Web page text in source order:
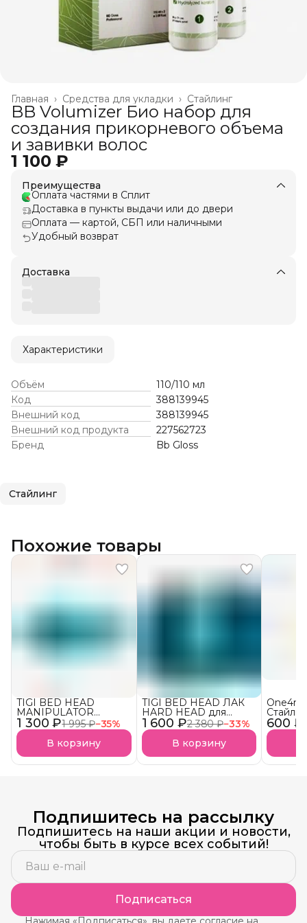
Стайлинг
Средства для укладки ›
Главная ›
BB Volumizer Био набор для
создания прикорневого объема
и завивки волос
1 100 ₽
Преимущества
Оплата частями в Сплит
Доставка в пункты выдачи или до двери
Оплата — картой, СБП или наличными
Удобный возврат
Доставка
Характеристики
Объём
110/110 мл
Код
388139945
Внешний код
388139945
Внешний код продукта
227562723
Бренд
Bb Gloss
Стайлинг
Похожие товары
1 300 ₽1 995 ₽−35%
TIGI BED HEAD
MANIPULATOR
текстурирующая паста
для волос АКЦИЯ!
В корзину
1 600 ₽2 380 ₽−33%
TIGI BED HEAD ЛАК
HARD HEAD для
супер сильной
фиксации АКЦИЯ!
В корзину
600 ₽
четких
Подпишитесь на рассылку
Подпишитесь на наши акции и новости,
чтобы быть в курсе всех событий!
Подписаться